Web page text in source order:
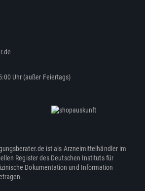
Uhr (außer Feiertags)
ist als Arzneimittelhändler im
Register des Deutschen Instituts für
Dokumentation und Information